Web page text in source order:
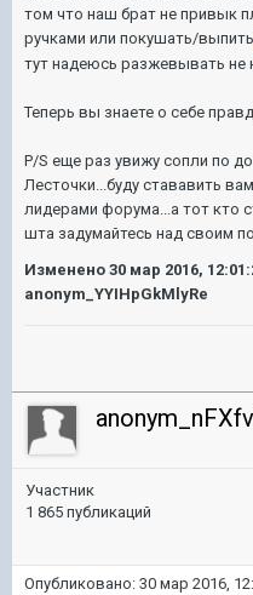
том что наш брат не привык
ручками или покушать/выпить
тут надеюсь разжевывать не
Теперь вы знаете о себе
P/S еще раз увижу сопли по
Лесточки...буду стававить
лидерами форума...а тот кто
шта задумайтесь над своим
Изменено 30 мар 2016,
anonym_YYIHpGkMlyRe
Участник
1 865 публикаций
Опубликовано: 30 мар 2016,